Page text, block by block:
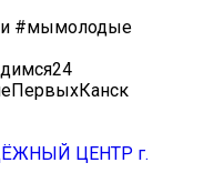
#мымолодые
ЦЕНТР г.